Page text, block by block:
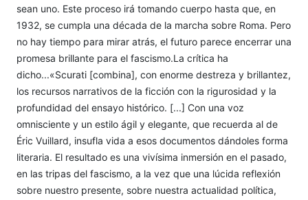
sean uno. Este proceso irá tomando cuerpo hasta que, en
1932, se cumpla una década de la marcha sobre Roma. Pero
no hay tiempo para mirar atrás, el futuro parece encerrar una
promesa brillante para el fascismo.La crítica ha
dicho...«Scurati [combina], con enorme destreza y brillantez,
los recursos narrativos de la ficción con la rigurosidad y la
profundidad del ensayo histórico. [...] Con una voz
omnisciente y un estilo ágil y elegante, que recuerda al de
Éric Vuillard, insufla vida a esos documentos dándoles forma
literaria. El resultado es una vivísima inmersión en el pasado,
en las tripas del fascismo, a la vez que una lúcida reflexión
sobre nuestro presente, sobre nuestra actualidad política,